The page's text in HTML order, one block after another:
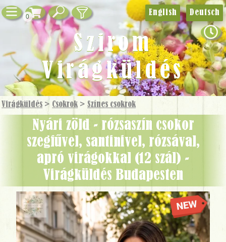
0
Virágküldés > Csokrok >Színes csokrok
Nyári zöld - rózsaszín csokor
szegfűvel, santinivel, rózsával,
apró virágokkal (12 szál) -
Virágküldés Budapesten
English Deutsch
Szirom
Virágküldés